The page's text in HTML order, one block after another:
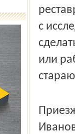
с
или